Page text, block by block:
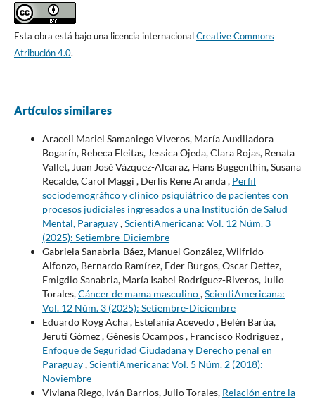
Esta obra está bajo una licencia internacionalCreative Commons
Atribución 4.0.
Artículos similares
Araceli Mariel Samaniego Viveros, María Auxiliadora
Bogarín, Rebeca Fleitas, Jessica Ojeda, Clara Rojas, Renata
Vallet, Juan José Vázquez-Alcaraz, Hans Buggenthin, Susana
Recalde, Carol Maggi , Derlis Rene Aranda , Perfil
sociodemográfico y clínico psiquiátrico de pacientes con
procesos judiciales ingresados a una Institución de Salud
Mental, Paraguay,ScientiAmericana: Vol. 12 Núm. 3
(2025): Setiembre-Diciembre
Gabriela Sanabria-Báez, Manuel González, Wilfrido
Alfonzo, Bernardo Ramírez, Eder Burgos, Oscar Dettez,
Emigdio Sanabria, María Isabel Rodríguez-Riveros, Julio
Torales,Cáncer de mama masculino,ScientiAmericana:
Vol. 12 Núm. 3 (2025): Setiembre-Diciembre
Eduardo Royg Acha , Estefanía Acevedo , Belén Barúa,
Jerutí Gómez , Génesis Ocampos , Francisco Rodríguez ,
Enfoque de Seguridad Ciudadana y Derecho penal en
Paraguay,ScientiAmericana: Vol. 5 Núm. 2 (2018):
Noviembre
Viviana Riego, Iván Barrios, Julio Torales, Relación entre la